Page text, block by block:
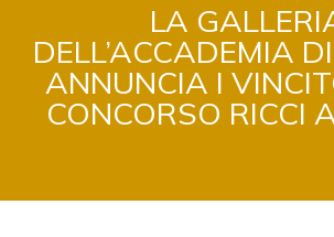
LA
DELL’ACCADEMIA
ANNUNCIA I
CONCORSO RICCI